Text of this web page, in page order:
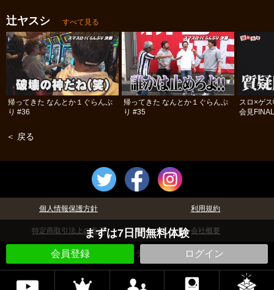
まずは7日間無料体験
会員登録 ログイン
辻ヤスシ すべて見る
帰ってきた なんとか１ぐらんぷ
り #36
帰ってきた なんとか１ぐらんぷ
り #35
スロ×ゲ
会見
＜ 戻る
個人情報保護方針 利用規約
特定商取引法上の表示 会社概要
©パチテレ！